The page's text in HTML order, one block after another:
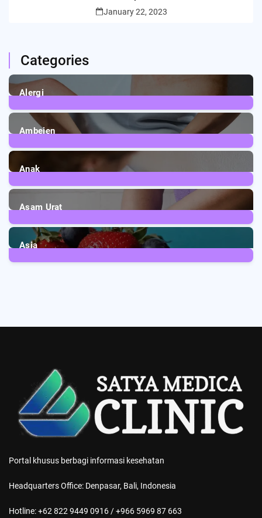
January 22, 2023
Categories
Alergi
6Posts
Ambeien
1Post
Anak
3Posts
Asam Urat
2Posts
Asia
Portal khusus berbagi informasi kesehatan
Headquarters Office: Denpasar, Bali, Indonesia
Hotline: +62 822 9449 0916 / +966 5969 87 663